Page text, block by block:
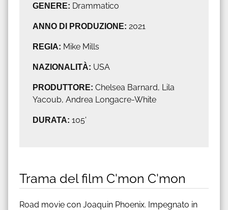
GENERE: Drammatico
ANNO DI PRODUZIONE: 2021
REGIA: Mike Mills
NAZIONALITÀ: USA
PRODUTTORE: Chelsea Barnard, Lila
Yacoub, Andrea Longacre-White
DURATA: 105'
Trama del film C'mon C'mon
Road movie con Joaquin Phoenix. Impegnato in